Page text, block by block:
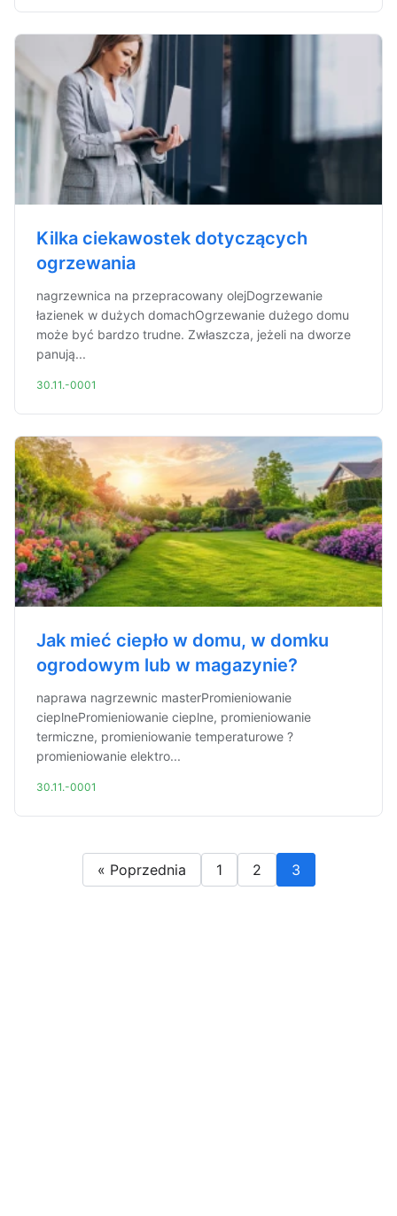
Kilka ciekawostek dotyczących
ogrzewania
nagrzewnica na przepracowany olejDogrzewanie
łazienek w dużych domachOgrzewanie dużego domu
może być bardzo trudne. Zwłaszcza, jeżeli na dworze
panują...
30.11.-0001
Jak mieć ciepło w domu, w domku
ogrodowym lub w magazynie?
naprawa nagrzewnic masterPromieniowanie
cieplnePromieniowanie cieplne, promieniowanie
termiczne, promieniowanie temperaturowe ?
promieniowanie elektro...
30.11.-0001
« Poprzednia 1 2 3